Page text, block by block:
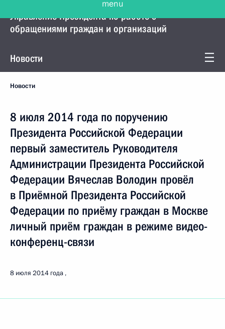
Управление Президента по работе с
обращениями граждан и организаций
Новости
Новости
8 июля 2014 года по поручению
Президента Российской Федерации
первый заместитель Руководителя
Администрации Президента Российской
Федерации Вячеслав Володин провёл
в Приёмной Президента Российской
Федерации по приёму граждан в Москве
личный приём граждан в режиме видео-
конференц-связи
8 июля 2014 года